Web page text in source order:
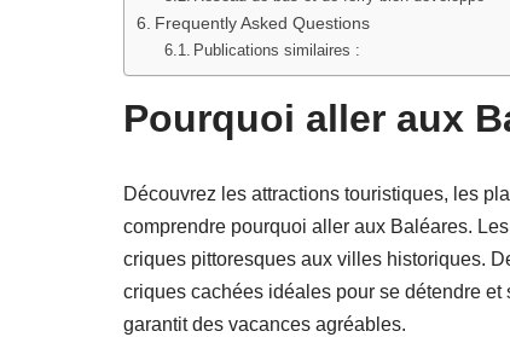
Frequently Asked Questions
Publications similaires :
Pourquoi aller aux
Découvrez les attractions touristiques, les
comprendre pourquoi aller aux Baléares.
criques pittoresques aux villes historiques.
criques cachées idéales pour se détendre
garantit des vacances agréables.